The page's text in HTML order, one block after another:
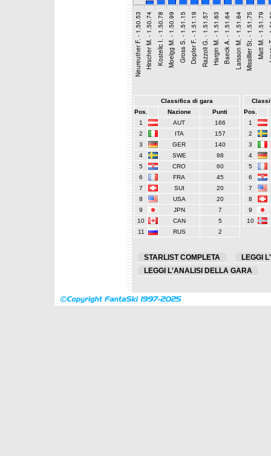
Classifica di gara
Pos.
Nazione
Punti
1
AUT
166
2
ITA
157
3
GER
140
4
SWE
98
5
CRO
60
6
FRA
45
7
SUI
20
8
USA
20
9
JPN
7
10
CAN
5
11
RUS 2
Pos.
1
2
3
4
5
6
7
8
9
10
STARLIST COMPLETA
LEGGI
LEGGI L'ANALISI DELLA GARA